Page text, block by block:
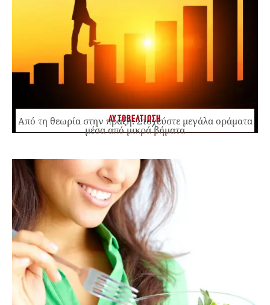
ΑΥΤΟΒΕΛΤΙΩΣΗ
Από τη θεωρία στην πράξη: Στοχεύστε μεγάλα οράματα
μέσα από μικρά βήματα